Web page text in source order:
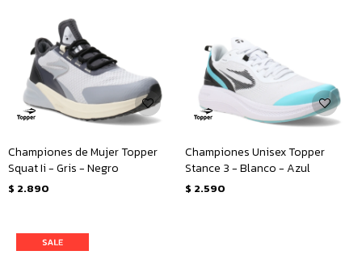
Championes de Mujer Topper
Squat Ii - Gris - Negro
$ 2.890
Championes Unisex Topper
Stance 3 - Blanco - Azul
$ 2.590